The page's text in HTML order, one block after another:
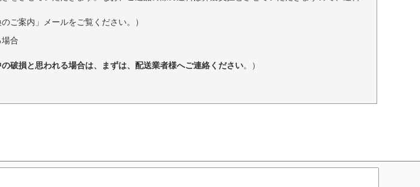
ご案内」メールをご覧ください。）
合
破損と思われる場合は、まずは、配送業者様へご連絡ください。）